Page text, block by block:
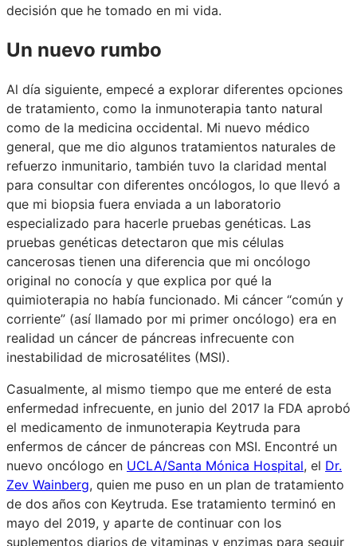
decisión que he tomado en mi vida.
Un nuevo rumbo
Al día siguiente, empecé a explorar diferentes opciones
de tratamiento, como la inmunoterapia tanto natural
como de la medicina occidental. Mi nuevo médico
general, que me dio algunos tratamientos naturales de
refuerzo inmunitario, también tuvo la claridad mental
para consultar con diferentes oncólogos, lo que llevó a
que mi biopsia fuera enviada a un laboratorio
especializado para hacerle pruebas genéticas. Las
pruebas genéticas detectaron que mis células
cancerosas tienen una diferencia que mi oncólogo
original no conocía y que explica por qué la
quimioterapia no había funcionado. Mi cáncer “común y
corriente” (así llamado por mi primer oncólogo) era en
realidad un cáncer de páncreas infrecuente con
inestabilidad de microsatélites (MSI).
Casualmente, al mismo tiempo que me enteré de esta
enfermedad infrecuente, en junio del 2017 la FDA aprobó
el medicamento de inmunoterapia Keytruda para
enfermos de cáncer de páncreas con MSI. Encontré un
nuevo oncólogo en UCLA/Santa Mónica Hospital, el Dr.
Zev Wainberg, quien me puso en un plan de tratamiento
de dos años con Keytruda. Ese tratamiento terminó en
mayo del 2019, y aparte de continuar con los
suplementos diarios de vitaminas y enzimas para seguir